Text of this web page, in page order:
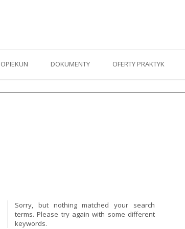
OPIEKUN DOKUMENTY OFERTY PRAKTYK
Sorry, but nothing matched your search
terms. Please try again with some different
keywords.